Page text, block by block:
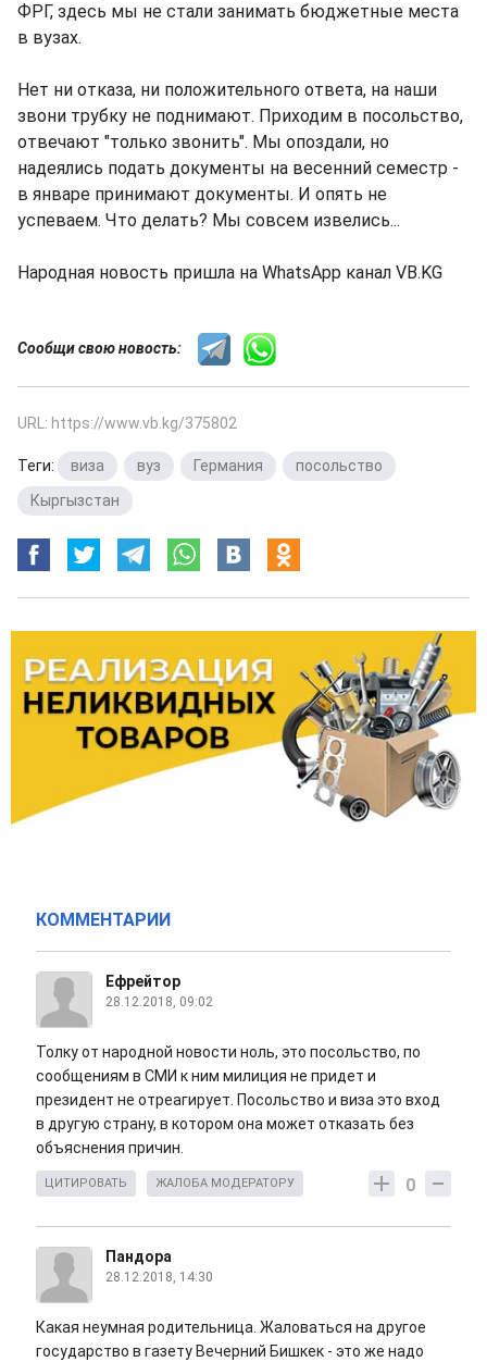
ФРГ, здесь мы не стали занимать бюджетные места
в вузах.
Нет ни отказа, ни положительного ответа, на наши
звони трубку не поднимают. Приходим в посольство,
отвечают "только звонить". Мы опоздали, но
надеялись подать документы на весенний семестр -
в январе принимают документы. И опять не
успеваем. Что делать? Мы совсем извелись...
Народная новость пришла на WhatsApp канал VB.KG
Сообщи свою новость:
URL: https://www.vb.kg/375802
Теги: виза вуз Германия посольство
Кыргызстан
КОММЕНТАРИИ
Ефрейтор
28.12.2018, 09:02
Толку от народной новости ноль, это посольство, по
сообщениям в СМИ к ним милиция не придет и
президент не отреагирует. Посольство и виза это вход
в другую страну, в котором она может отказать без
объяснения причин.
0
ЦИТИРОВАТЬ ЖАЛОБА МОДЕРАТОРУ
Пандора
28.12.2018, 14:30
Какая неумная родительница. Жаловаться на другое
государство в газету Вечерний Бишкек - это же надо